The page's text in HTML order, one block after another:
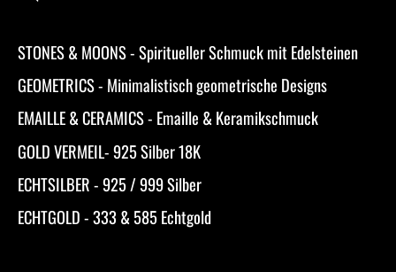
STONES & MOONS - Spiritueller Schmuck mit Edelsteinen
GEOMETRICS - Minimalistisch geometrische Designs
EMAILLE & CERAMICS - Emaille & Keramikschmuck
GOLD VERMEIL- 925 Silber 18K
ECHTSILBER - 925 / 999 Silber
ECHTGOLD - 333 & 585 Echtgold